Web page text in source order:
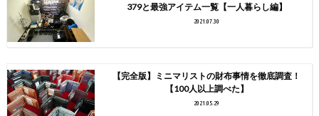
379と最強アイテム一覧【一人暮らし編】
2021.07.30
【完全版】ミニマリストの財布事情を徹底調査！
【100人以上調べた】
2021.05.29